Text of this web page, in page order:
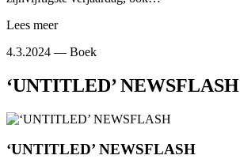
Lees meer
4.3.2024 — Boek
‘UNTITLED’ NEWSFLASH
‘UNTITLED’ NEWSFLASH